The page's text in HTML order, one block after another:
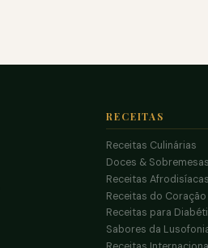
RECEITAS
Receitas Culinárias
Doces & Sobremesas
Receitas Afrodisíacas
Receitas do Coração
Receitas para
Sabores da